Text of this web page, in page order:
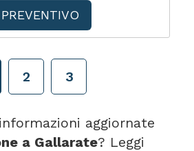
PREVENTIVO
2 3
aggiornate
a Gallarate? Leggi